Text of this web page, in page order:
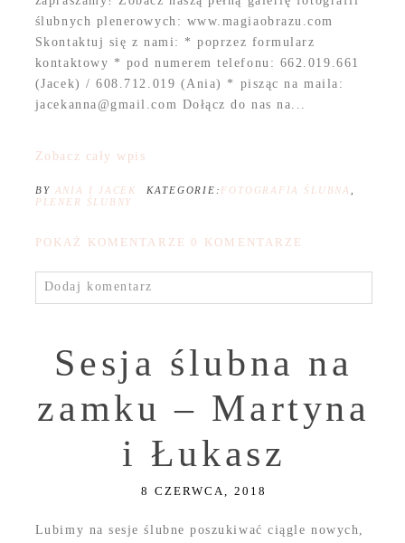
ślubnych plenerowych: www.magiaobrazu.com
Skontaktuj się z nami: * poprzez formularz
kontaktowy * pod numerem telefonu: 662.019.661
(Jacek) / 608.712.019 (Ania) * pisząc na maila:
jacekanna@gmail.com Dołącz do nas na...
Zobacz cały wpis
BY ANIA I JACEK KATEGORIE: FOTOGRAFIA ŚLUBNA ,
PLENER ŚLUBNY
POKAŻ KOMENTARZE 0 KOMENTARZE
Dodaj komentarz
Sesja ślubna na
zamku – Martyna
i Łukasz
8 CZERWCA, 2018
Lubimy na sesje ślubne poszukiwać ciągle nowych,